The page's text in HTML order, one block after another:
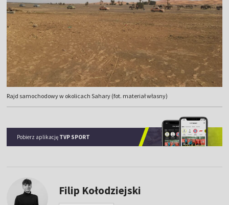
Rajd samochodowy w okolicach Sahary (fot. materiał własny)
Pobierz aplikację TVP SPORT
Filip Kołodziejski